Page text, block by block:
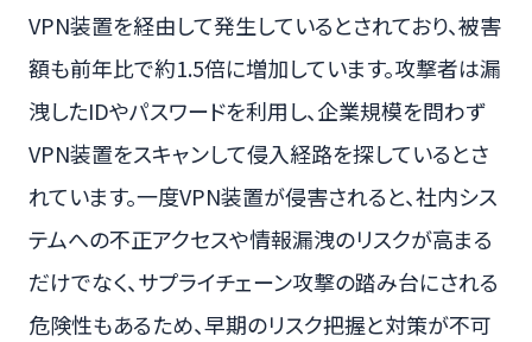
VPN装置を経由して発生しているとされており、被害
額も前年比で約1.5倍に増加しています。攻撃者は漏
洩したIDやパスワードを利用し、企業規模を問わず
VPN装置をスキャンして侵入経路を探しているとさ
れています。一度VPN装置が侵害されると、社内シス
テムへの不正アクセスや情報漏洩のリスクが高まる
だけでなく、サプライチェーン攻撃の踏み台にされる
危険性もあるため、早期のリスク把握と対策が不可